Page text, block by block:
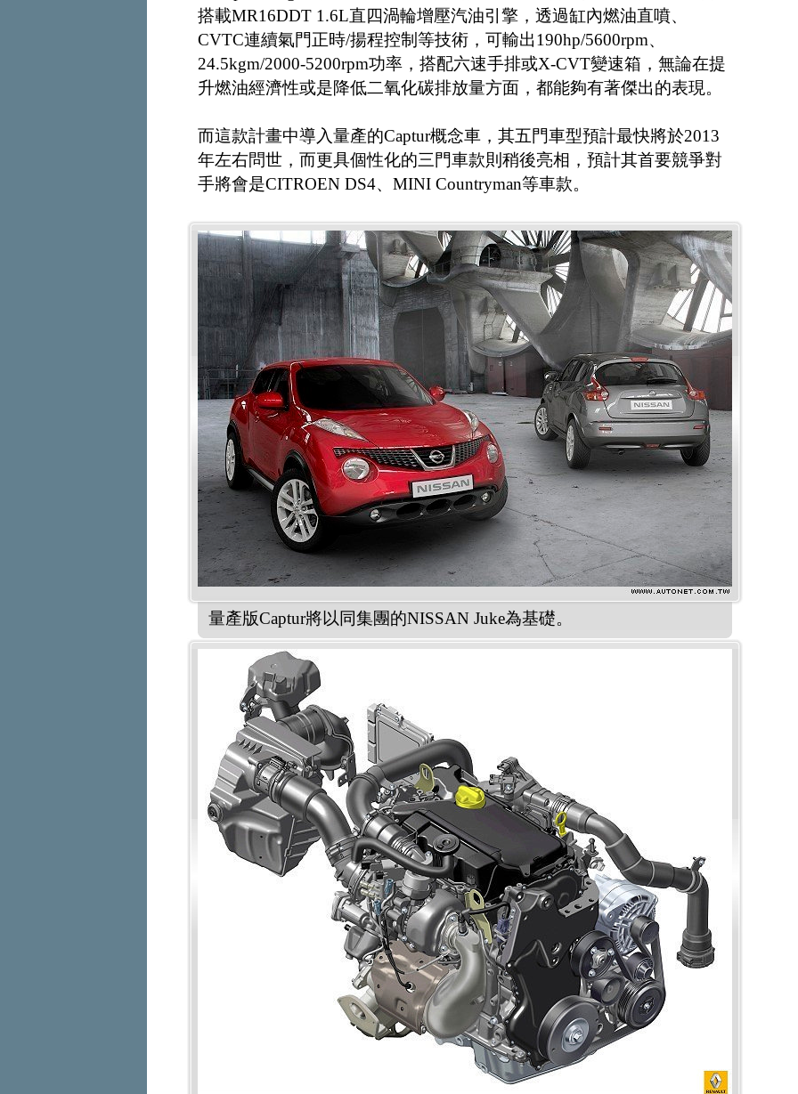
搭載MR16DDT 1.6L直四渦輪增壓汽油引擎，透過缸內燃油直噴、
CVTC連續氣門正時/揚程控制等技術，可輸出190hp/5600rpm、
24.5kgm/2000-5200rpm功率，搭配六速手排或X-CVT變速箱，無論在提
升燃油經濟性或是降低二氧化碳排放量方面，都能夠有著傑出的表現。
而這款計畫中導入量產的Captur概念車，其五門車型預計最快將於2013
年左右問世，而更具個性化的三門車款則稍後亮相，預計其首要競爭對
手將會是CITROEN DS4、MINI Countryman等車款。
量產版Captur將以同集團的NISSAN Juke為基礎。